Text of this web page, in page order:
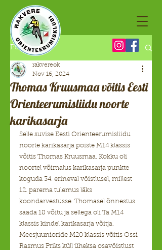
Post
Thomas Kruusmaa võitis Eesti
Orienteerumisliidu noorte
karikasarja
rakvereok
Nov 16, 2024
Selle suvise Eesti Orienteerumisliidu
noorte karikasarja poiste M14 klassis
võitis Thomas Kruusmaa. Kokku oli
noortel võimalus karikasarja punkte
koguda 34. erineval võistlusel, millest
12. parema tulemus läks
koondarvestusse. Thomasel õnnestus
saada 18 võitu ja sellega oli Ta M14
klassis kindel karikasarja võitja.
Meesjuunioride M20 klassis võitis Ossi
Rasmus Priks küll üheksa osavõistlust